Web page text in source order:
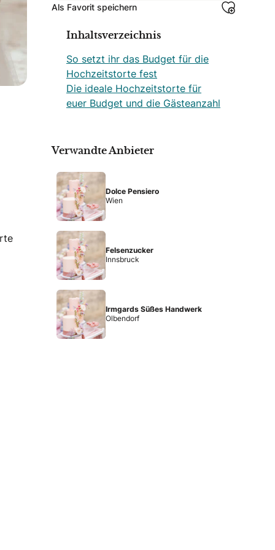
Als Favorit speichern
Inhaltsverzeichnis
So setzt ihr das Budget für die
Hochzeitstorte fest
Die ideale Hochzeitstorte für
euer Budget und die Gästeanzahl
Verwandte Anbieter
Dolce Pensiero
Wien
Felsenzucker
Innsbruck
Irmgards Süßes Handwerk
Olbendorf